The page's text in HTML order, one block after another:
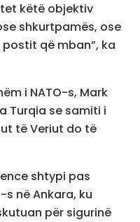
këtë objektiv
shkurtpamës, ose
që mban”, ka
i NATO-s, Mark
Turqia se samiti i
të Veriut do të
shtypi pas
në Ankara, ku
për sigurinë